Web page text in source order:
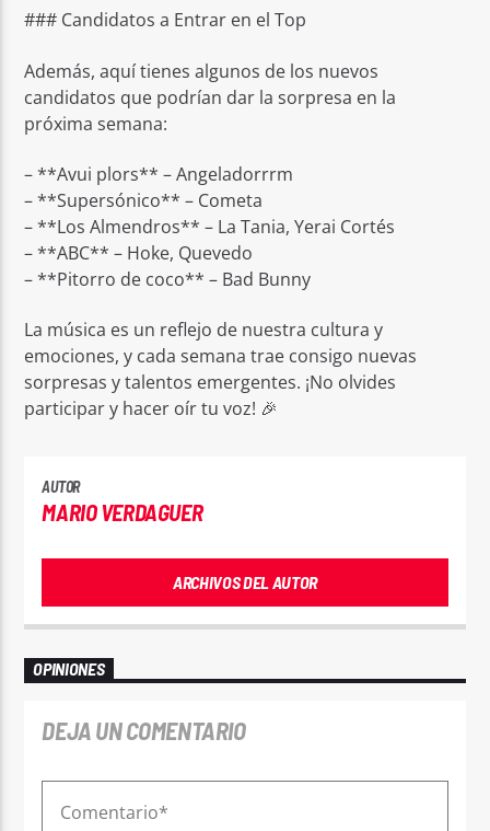
### Candidatos a Entrar en el Top
Además, aquí tienes algunos de los nuevos
candidatos que podrían dar la sorpresa en la
próxima semana:
– **Avui plors** – Angeladorrrm
– **Supersónico** – Cometa
– **Los Almendros** – La Tania, Yerai Cortés
– **ABC** – Hoke, Quevedo
– **Pitorro de coco** – Bad Bunny
La música es un reflejo de nuestra cultura y
emociones, y cada semana trae consigo nuevas
sorpresas y talentos emergentes. ¡No olvides
participar y hacer oír tu voz! 🎉
AUTOR
MARIO VERDAGUER
ARCHIVOS DEL AUTOR
OPINIONES
DEJA UN COMENTARIO